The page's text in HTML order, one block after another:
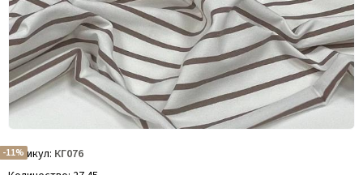
Артикул КГ076
-11%